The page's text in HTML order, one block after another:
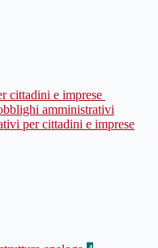
cittadini e imprese
amministrativi
per cittadini e imprese